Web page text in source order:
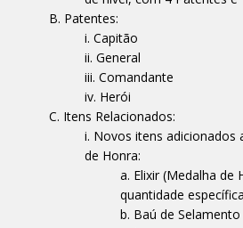
Patentes:
Capitão
General
Comandante
Herói
Itens Relacionados:
Novos itens adicionados
de Honra:
Elixir (Medalha de
quantidade
Baú de